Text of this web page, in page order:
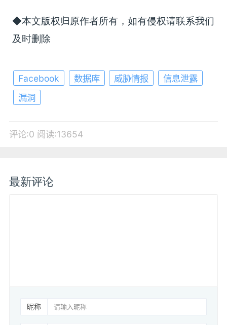
◆本文版权归原作者所有，如有侵权请联系我们
及时删除
Facebook 数据库 威胁情报
信息泄露
漏洞
评论:0 阅读:13654
最新评论
昵称